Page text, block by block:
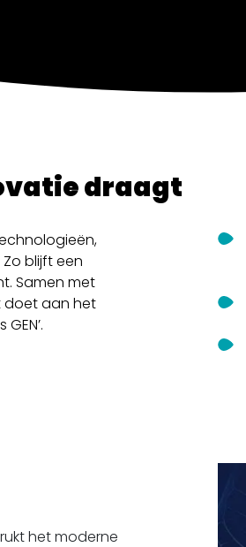
draagt
blijft een
Samen met
doet aan het
het moderne